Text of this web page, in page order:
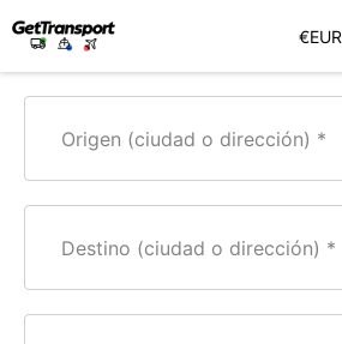
€EUR
Origen (ciudad o dirección)
Destino (ciudad o dirección)